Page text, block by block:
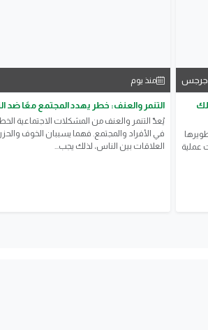
جرجس
الأسئلة. اكتشف 10 خطوات عملية
منذ يوم
التنمر والعنف: خطر يهدد المجتمع معًا ضد
يُعدّ التنمر والعنف من المشكلات الاجتماعية
في الأفراد والمجتمع. فهما يسببان الخوف
العلاقات بين الناس، لذلك يجب...